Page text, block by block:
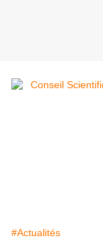
#Actualités